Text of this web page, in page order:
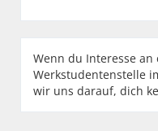
Wenn du Interesse
Werkstudentenstelle
wir uns darauf, dich